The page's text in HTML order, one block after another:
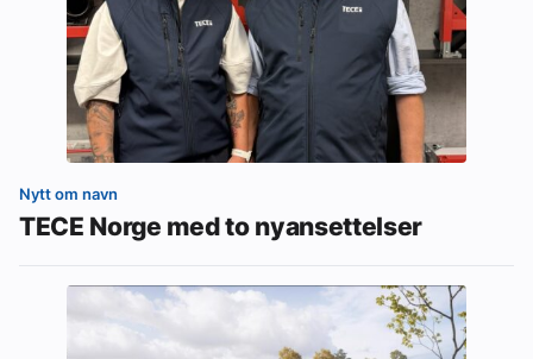
Nytt om navn
TECE Norge med to nyansettelser